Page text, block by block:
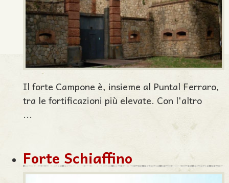
Il forte Campone è, insieme al Puntal Ferraro,
tra le fortificazioni più elevate. Con l'altro
...
Forte Schiaffino